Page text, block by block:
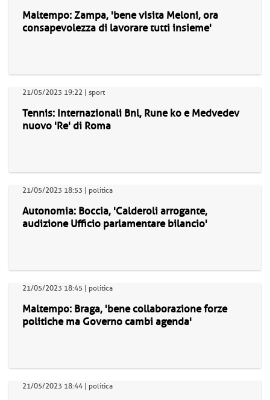
Maltempo: Zampa, 'bene visita Meloni, ora
consapevolezza di lavorare tutti insieme'
21/05/2023 19:22 | sport
Tennis: Internazionali Bnl, Rune ko e Medvedev
nuovo 'Re' di Roma
21/05/2023 18:53 | politica
Autonomia: Boccia, 'Calderoli arrogante,
audizione Ufficio parlamentare bilancio'
21/05/2023 18:45 | politica
Maltempo: Braga, 'bene collaborazione forze
politiche ma Governo cambi agenda'
21/05/2023 18:44 | politica